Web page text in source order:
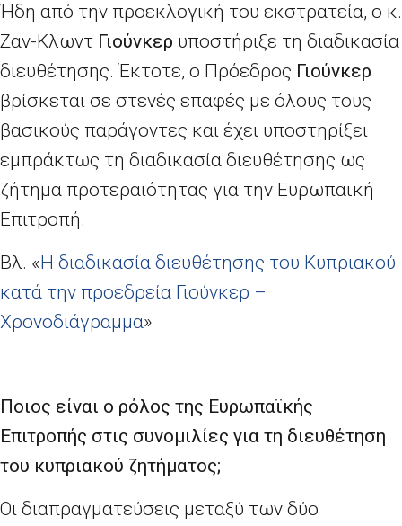
Ήδη από την προεκλογική του εκστρατεία, ο κ.
Ζαν-Κλωντ Γιούνκερ υποστήριξε τη διαδικασία
διευθέτησης. Έκτοτε, ο Πρόεδρος Γιούνκερ
βρίσκεται σε στενές επαφές με όλους τους
βασικούς παράγοντες και έχει υποστηρίξει
εμπράκτως τη διαδικασία διευθέτησης ως
ζήτημα προτεραιότητας για την Ευρωπαϊκή
Επιτροπή.
Βλ. «Η διαδικασία διευθέτησης του Κυπριακού
κατά την προεδρεία Γιούνκερ –
Χρονοδιάγραμμα»
Ποιος είναι ο ρόλος της Ευρωπαϊκής
Επιτροπής στις συνομιλίες για τη διευθέτηση
του κυπριακού ζητήματος;
Οι διαπραγματεύσεις μεταξύ των δύο